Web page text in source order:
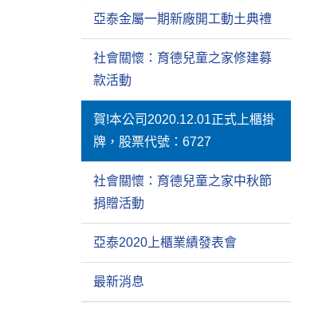
亞泰金屬一期新廠開工動土典禮
社會關懷：育德兒童之家修建募
款活動
賀!本公司2020.12.01正式上櫃掛
牌，股票代號：6727
社會關懷：育德兒童之家中秋節
捐贈活動
亞泰2020上櫃業績發表會
最新消息